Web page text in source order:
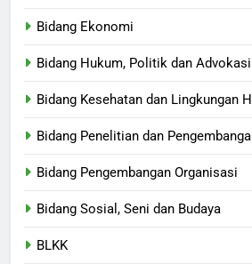
Bidang Ekonomi
Bidang Hukum, Politik dan Advokasi
Bidang Kesehatan dan Lingkungan
Bidang Penelitian dan
Bidang Pengembangan Organisasi
Bidang Sosial, Seni dan Budaya
BLKK